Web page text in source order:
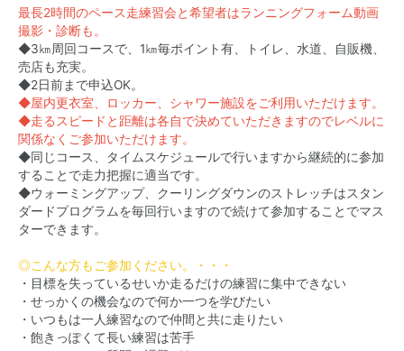
最長2時間のペース走練習会と希望者はランニングフォーム動画
撮影・診断も。
◆3㎞周回コースで、1㎞毎ポイント有、トイレ、水道、自販機、
売店も充実。
◆2日前まで申込OK。
◆屋内更衣室、ロッカー、シャワー施設をご利用いただけます。
◆走るスピードと距離は各自で決めていただきますのでレベルに
関係なくご参加いただけます。
◆同じコース、タイムスケジュールで行いますから継続的に参加
することで走力把握に適当です。
◆ウォーミングアップ、クーリングダウンのストレッチはスタン
ダードプログラムを毎回行いますので続けて参加することでマス
ターできます。
◎こんな方もご参加ください。・・・
・目標を失っているせいか走るだけの練習に集中できない
・せっかくの機会なので何か一つを学びたい
・いつもは一人練習なので仲間と共に走りたい
・飽きっぽくて長い練習は苦手